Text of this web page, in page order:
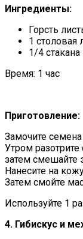
Ингредиенты:
Горсть
1 столовая
1/4 стакана
Время: 1 час
Приготовление:
Замочите
Утром разотрите
затем смешайте
Нанесите на
Затем смойте
Используйте 1
4. Гибискус и